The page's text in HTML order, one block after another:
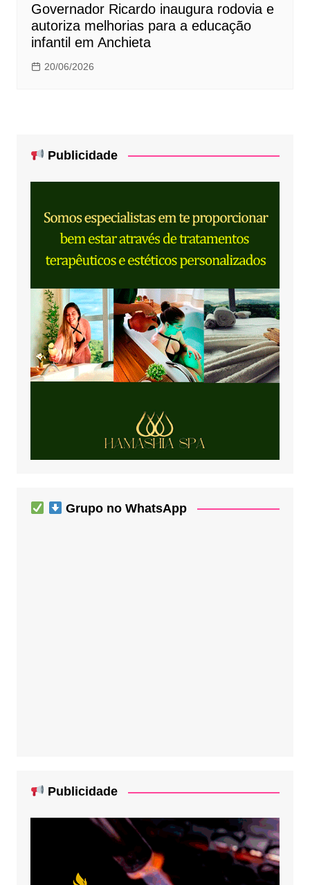
Governador Ricardo inaugura rodovia e
autoriza melhorias para a educação
infantil em Anchieta
20/06/2026
Publicidade
Grupo no WhatsApp
Publicidade